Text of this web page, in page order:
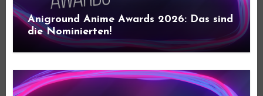
Aniground Anime Awards 2026: Das sind
die Nominierten!